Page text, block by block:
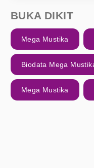
BUKA DIKIT
Mega Mustika
Biodata Mega
Mega Mustika